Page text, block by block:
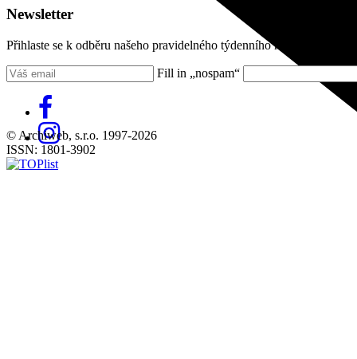
Newsletter
Přihlaste se k odběru našeho pravidelného týdenního newsletteru:
Fill in „nospam“
© Archiweb, s.r.o. 1997-2026
ISSN: 1801-3902